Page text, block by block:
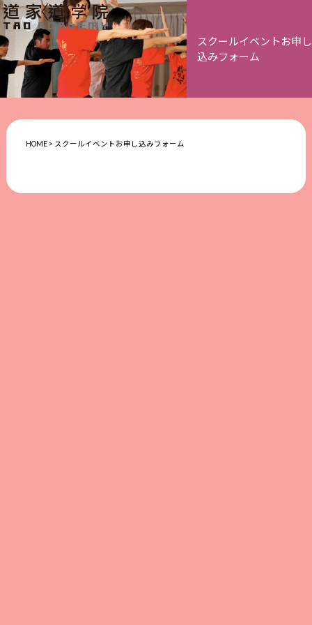
スクールイベントお申し
込みフォーム
HOME> スクールイベントお申し込みフォーム